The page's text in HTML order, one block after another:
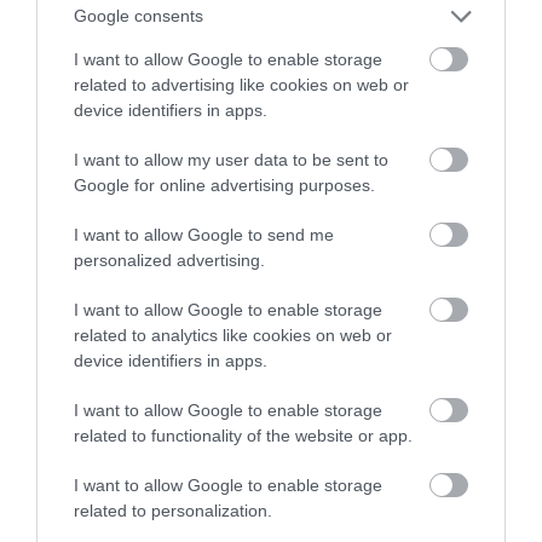
Google consents
I want to allow Google to enable storage
related to advertising like cookies on web or
device identifiers in apps.
I want to allow my user data to be sent to
Google for online advertising purposes.
I want to allow Google to send me
personalized advertising.
I want to allow Google to enable storage
related to analytics like cookies on web or
device identifiers in apps.
I want to allow Google to enable storage
related to functionality of the website or app.
I want to allow Google to enable storage
related to personalization.
από την Εύβοια που έφυγε από τη
07.08.2026 | 18:00